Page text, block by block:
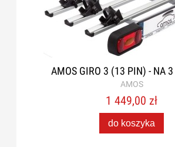
AMOS GIRO 3 (13 PIN) - NA 3
AMOS
1 449,00 zł
do koszyka